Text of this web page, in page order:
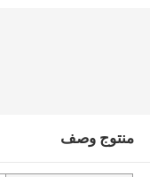
منتوج وصف